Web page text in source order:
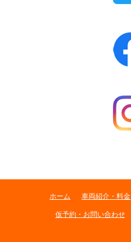
ホーム 車両紹介・料金
仮予約・お問い合わせ